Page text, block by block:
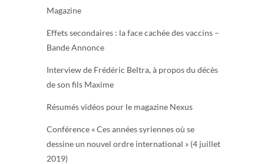
Magazine
Effets secondaires : la face cachée des vaccins –
Bande Annonce
Interview de Frédéric Beltra, à propos du décès
de son fils Maxime
Résumés vidéos pour le magazine Nexus
Conférence « Ces années syriennes où se
dessine un nouvel ordre international » (4 juillet
2019)